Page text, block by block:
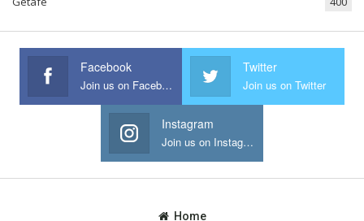
Facebook
Join us on Facebook
Twitter
Join us on Twitter
Instagram
Join us on Instagram
Home